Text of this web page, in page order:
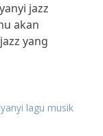
jazz
akan
yang
lagu musik